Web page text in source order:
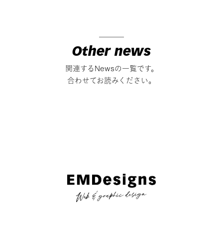
Other news
関連するNewsの一覧です。
合わせてお読みください。